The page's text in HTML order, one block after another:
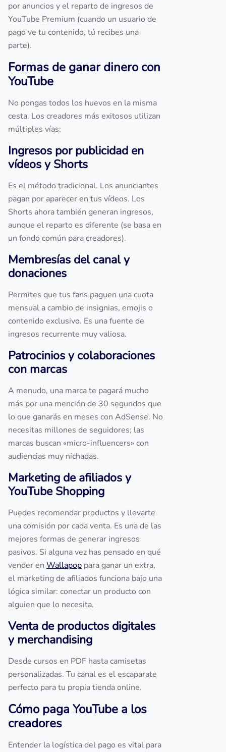
por anuncios y el reparto de ingresos de
YouTube Premium (cuando un usuario de
pago ve tu contenido, tú recibes una
parte).
Formas de ganar dinero con
YouTube
No pongas todos los huevos en la misma
cesta. Los creadores más exitosos utilizan
múltiples vías:
Ingresos por publicidad en
vídeos y Shorts
Es el método tradicional. Los anunciantes
pagan por aparecer en tus vídeos. Los
Shorts ahora también generan ingresos,
aunque el reparto es diferente (se basa en
un fondo común para creadores).
Membresías del canal y
donaciones
Permites que tus fans paguen una cuota
mensual a cambio de insignias, emojis o
contenido exclusivo. Es una fuente de
ingresos recurrente muy valiosa.
Patrocinios y colaboraciones
con marcas
A menudo, una marca te pagará mucho
más por una mención de 30 segundos que
lo que ganarás en meses con AdSense. No
necesitas millones de seguidores; las
marcas buscan «micro-influencers» con
audiencias muy nichadas.
Marketing de afiliados y
YouTube Shopping
Puedes recomendar productos y llevarte
una comisión por cada venta. Es una de las
mejores formas de generar ingresos
pasivos. Si alguna vez has pensado en qué
vender en Wallapop para ganar un extra,
el marketing de afiliados funciona bajo una
lógica similar: conectar un producto con
alguien que lo necesita.
Venta de productos digitales
y merchandising
Desde cursos en PDF hasta camisetas
personalizadas. Tu canal es el escaparate
perfecto para tu propia tienda online.
Cómo paga YouTube a los
creadores
Entender la logística del pago es vital para